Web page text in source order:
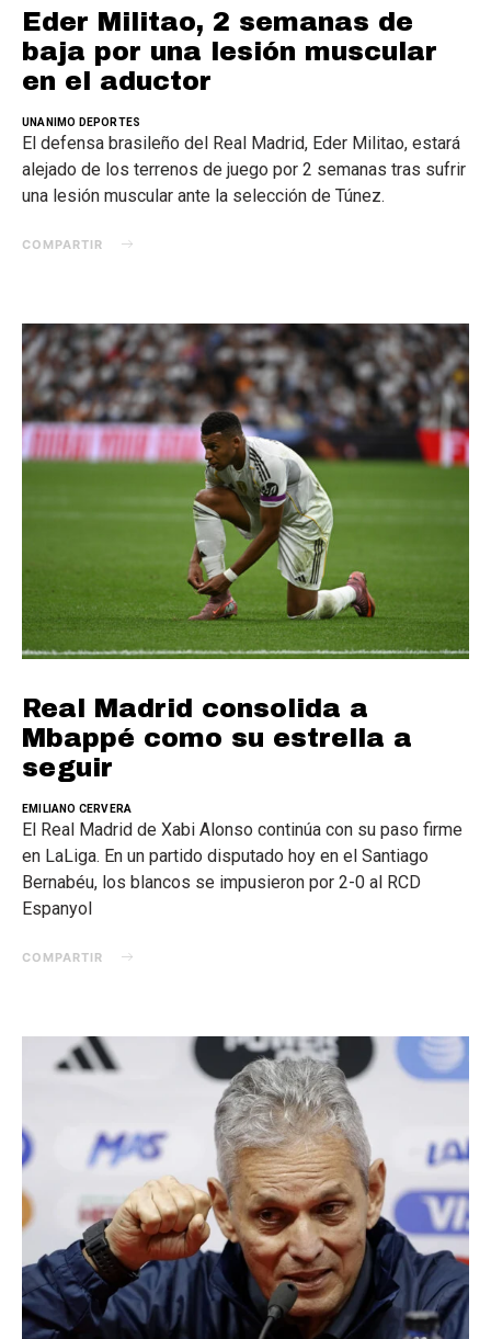
Eder Militao, 2 semanas de
baja por una lesión muscular
en el aductor
UNANIMO DEPORTES
El defensa brasileño del Real Madrid, Eder Militao, estará
alejado de los terrenos de juego por 2 semanas tras sufrir
una lesión muscular ante la selección de Túnez.
COMPARTIR
Real Madrid consolida a
Mbappé como su estrella a
seguir
EMILIANO CERVERA
El Real Madrid de Xabi Alonso continúa con su paso firme
en LaLiga. En un partido disputado hoy en el Santiago
Bernabéu, los blancos se impusieron por 2-0 al RCD
Espanyol
COMPARTIR